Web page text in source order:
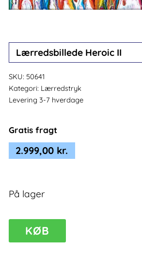
Lærredsbillede Heroic II
SKU: 50641
Kategori: Lærredstryk
Levering 3-7 hverdage
Gratis fragt
2.999,00 kr.
På lager
Lærredsbillede
Heroic
KØB